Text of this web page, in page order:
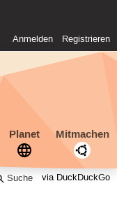
Anmelden Registrieren
Planet Mitmachen
via DuckDuckGo